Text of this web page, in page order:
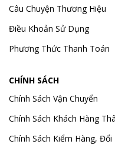
Câu Chuyện Thương Hiệu
Điều Khoản Sử Dụng
Phương Thức Thanh Toán
CHÍNH SÁCH
Chính Sách Vận Chuyển
Chính Sách Khách Hàng
Chính Sách Kiểm Hàng, Đổi